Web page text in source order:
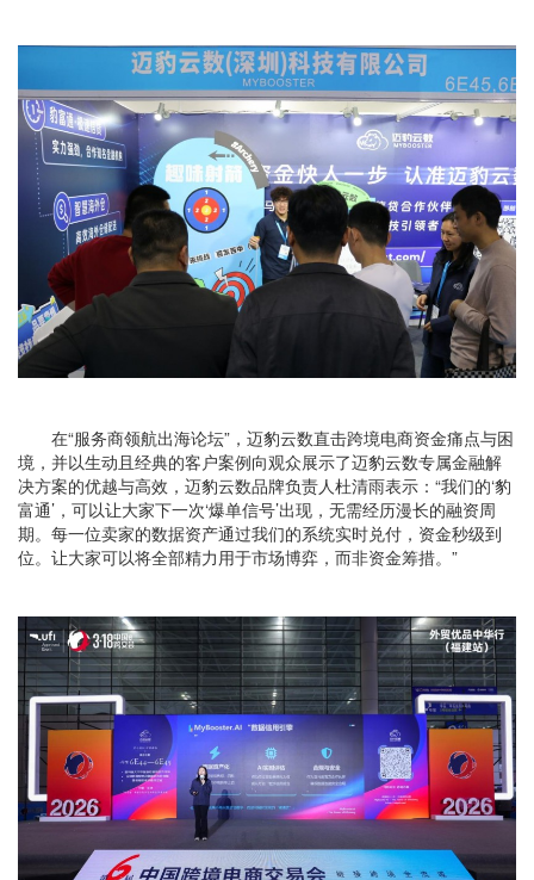
在“服务商领航出海论坛”，迈豹云数直击跨境电商资金痛点与困
境，并以生动且经典的客户案例向观众展示了迈豹云数专属金融解
决方案的优越与高效，迈豹云数品牌负责人杜清雨表示：“我们的‘豹
富通’，可以让大家下一次‘爆单信号’出现，无需经历漫长的融资周
期。每一位卖家的数据资产通过我们的系统实时兑付，资金秒级到
位。让大家可以将全部精力用于市场博弈，而非资金筹措。”